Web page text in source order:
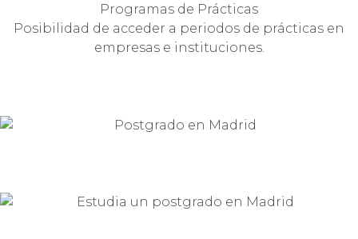
Programas de Prácticas
Posibilidad de acceder a periodos de prácticas en
empresas e instituciones.